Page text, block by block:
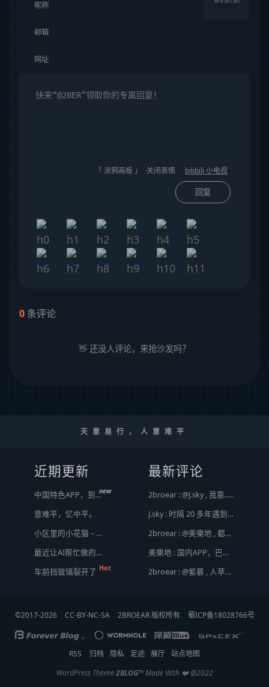
「 涂鸦画板 」 关闭表情 bilibili 小电视
回复
0条评论
👋 还没人评论，来抢沙发吗？
天意易行，人意难平
近期更新
中国特色APP，到底谁来治？new
意难平，忆中平。
小区里的小花猫 – 日常记事（二百二十）
最近让AI帮忙做的一些事
车前挡玻璃裂开了
最新评论
2broear : @J.sky , 我靠.. 心情复杂 [ Emoji Image ]
J.sky : 时隔 20 多年遇到前任，你猜会是什么感觉？前几天和老婆去超市，巧不巧老婆去看其他商品了，就这么两分钟的功夫，我和前任迎面相遇，我看了一眼她，她也看到我了，谁都没说话，我感觉她恐慌的逃走了。我们擦肩而过，按道理这个年龄本不应该两个人单独在超市相遇，除非单身。所以，我猜她离婚了？搞不好她可能以为我也离婚了？哈哈哈
2broear : @美樂地 , 都是利益驱使，盈利手段不行
美樂地 : 国内APP，巴不得塞入全家桶到你手机，我更喜欢国外的小而美软件
2broear : @紫慕 , 人苹果压根不靠这些下三滥手段挣钱，等等又要说我大清自有国情在此了😂..
©2017-2026 CC-BY-NC-SA 2BROEAR 版权所有 蜀ICP备18028766号
RSS 归档 隐私 足迹 展厅 站点地图
WordPress Theme2BLOG™Made With ❤️ @2022